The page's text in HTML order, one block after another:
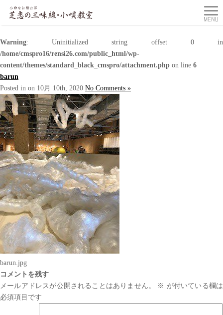
Warning: Uninitialized string offset 0 in
/home/cmspro16/rensi26.com/public_html/wp-
content/themes/standard_black_cmspro/attachment.php on line 6
barun
Posted in on 10月 10th, 2020 No Comments »
barun.jpg
コメントを残す
メールアドレスが公開されることはありません。
※ が付いている欄は
必須項目です